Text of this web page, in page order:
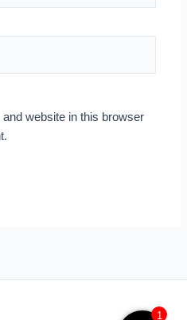
website in this browser
1